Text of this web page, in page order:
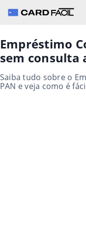
Empréstimo
sem consulta
Saiba tudo sobre o
PAN e veja como é